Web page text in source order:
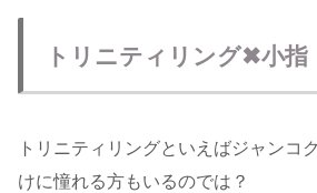
トリニティリング✖︎小指
トリニティリングといえばジャンコ
けに憧れる方もいるのでは？